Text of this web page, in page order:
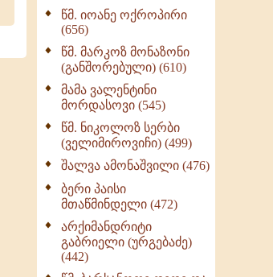
მონაზვნური
გამოცდილების
ოთხი ასეული თავი
სიყვარულის შესახებ
(259)
წმ. იოანე ოქროპირი
(656)
წმ. მარკოზ მონაზონი
(განშორებული) (610)
მამა ვალენტინი
მორდასოვი (545)
წმ. ნიკოლოზ სერბი
(ველიმიროვიჩი) (499)
შალვა ამონაშვილი (476)
ბერი პაისი
მთაწმინდელი (472)
არქიმანდრიტი
გაბრიელი (ურგებაძე)
(442)